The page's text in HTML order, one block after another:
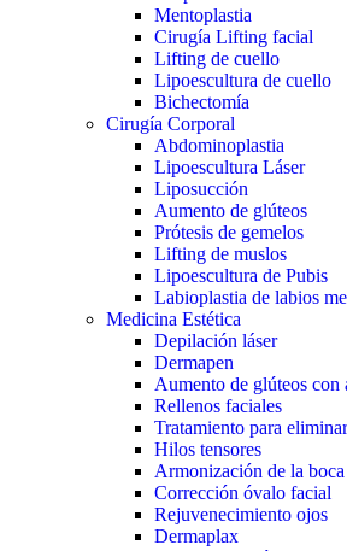
Mentoplastia
Cirugía Lifting facial
Lifting de cuello
Lipoescultura de cuello
Bichectomía
Cirugía Corporal
Abdominoplastia
Lipoescultura Láser
Liposucción
Aumento de glúteos
Prótesis de gemelos
Lifting de muslos
Lipoescultura de Pubis
Labioplastia de labios
Medicina Estética
Depilación láser
Dermapen
Aumento de glúteos
Rellenos faciales
Tratamiento para
Hilos tensores
Armonización de la boca
Corrección óvalo facial
Rejuvenecimiento ojos
Dermaplax